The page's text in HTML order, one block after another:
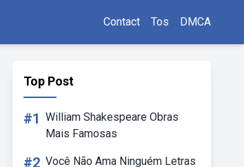
Contact Tos DMCA
Top Post
#1 William Shakespeare Obras
Mais Famosas
#2 Você Não Ama Ninguém Letras